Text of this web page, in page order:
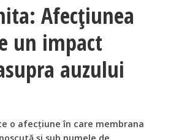
Afecțiunea
un impact
auzului
o afecțiune în care membrana